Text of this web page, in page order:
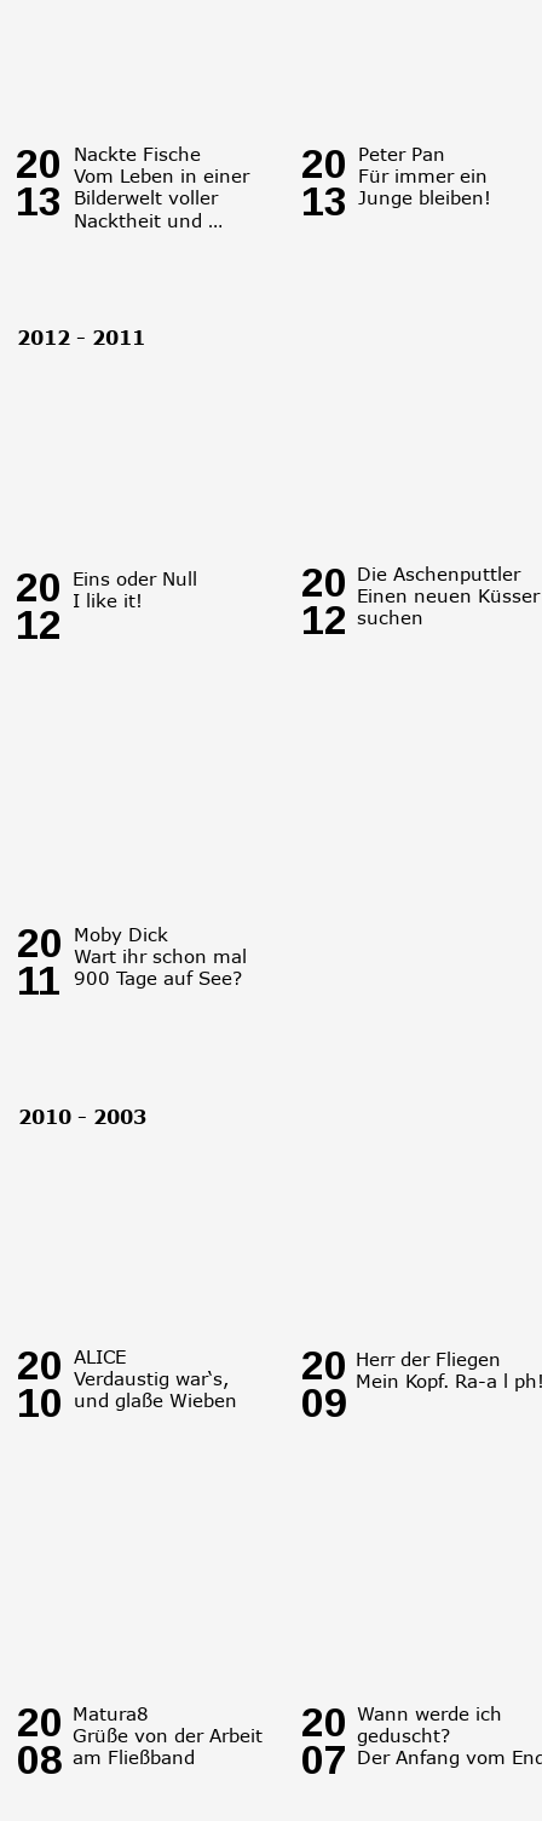
20
13
Nackte Fische
Vom Leben in einer
Bilderwelt voller
Nacktheit und …
20
13
Peter Pan
Für immer ein
Junge bleiben!
2012 - 2011
20
12
Eins oder Null
I like it!
20
12
Die Aschenputtler
Einen neuen
suchen
20
11
Moby Dick
Wart ihr schon mal
900 Tage auf See?
2010 - 2003
20
10
ALICE
Verdaustig war‘s,
und glaße Wieben
20
09
Herr der Fliegen
Mein Kopf. Ra-a l
20
08
Matura8
Grüße von der Arbeit
am Fließband
20
07
Wann werde ich
geduscht?
Der Anfang vom